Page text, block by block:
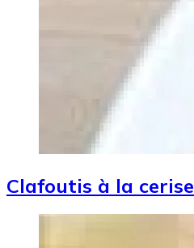
Clafoutis à la cerise
Image